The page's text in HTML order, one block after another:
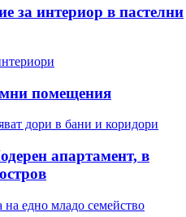
за интериор в пастелни
помещения
дори в бани и коридори
апартамент, в
на едно младо семейство